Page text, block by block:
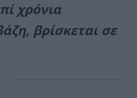
χρόνια
βρίσκεται σε